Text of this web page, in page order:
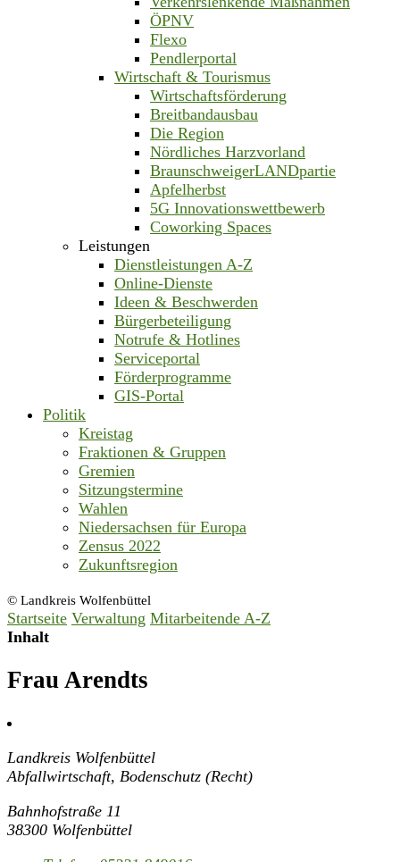
ÖPNV
Flexo
Pendlerportal
Wirtschaft & Tourismus
Wirtschaftsförderung
Breitbandausbau
Die Region
Nördliches Harzvorland
BraunschweigerLANDpartie
Apfelherbst
5G Innovationswettbewerb
Coworking Spaces
Leistungen
Dienstleistungen A-Z
Online-Dienste
Ideen & Beschwerden
Bürgerbeteiligung
Notrufe & Hotlines
Serviceportal
Förderprogramme
GIS-Portal
Politik
Kreistag
Fraktionen & Gruppen
Gremien
Sitzungstermine
Wahlen
Niedersachsen für Europa
Zensus 2022
Zukunftsregion
© Landkreis Wolfenbüttel
Startseite Verwaltung Mitarbeitende A-Z
Inhalt
Frau Arendts
Landkreis Wolfenbüttel
Abfallwirtschaft, Bodenschutz (Recht)
Bahnhofstraße 11
38300 Wolfenbüttel